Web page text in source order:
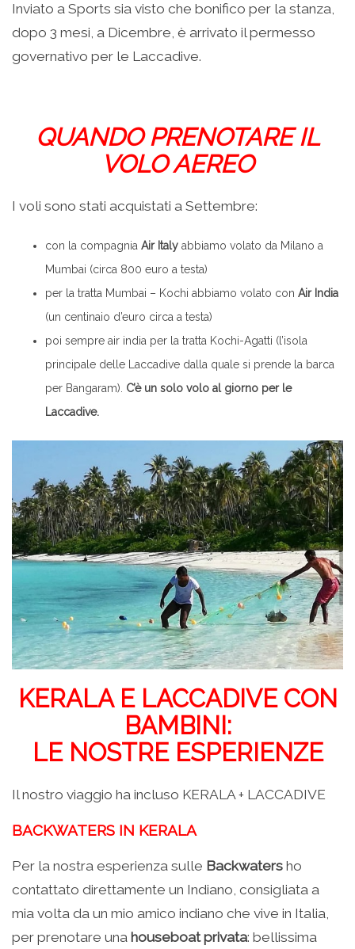
Inviato a Sports sia visto che bonifico per la stanza,
dopo 3 mesi, a Dicembre, è arrivato il permesso
governativo per le Laccadive.
QUANDO PRENOTARE IL
VOLO AEREO
I voli sono stati acquistati a Settembre:
con la compagnia Air Italy abbiamo volato da Milano a
Mumbai (circa 800 euro a testa)
per la tratta Mumbai – Kochi abbiamo volato con Air India
(un centinaio d’euro circa a testa)
poi sempre air india per la tratta Kochi-Agatti (l’isola
principale delle Laccadive dalla quale si prende la barca
per Bangaram). C’è un solo volo al giorno per le
Laccadive.
KERALA E LACCADIVE CON
BAMBINI:
LE NOSTRE ESPERIENZE
Il nostro viaggio ha incluso KERALA + LACCADIVE
BACKWATERS IN KERALA
Per la nostra esperienza sulle Backwaters ho
contattato direttamente un Indiano, consigliata a
mia volta da un mio amico indiano che vive in Italia,
per prenotare una houseboat privata: bellissima